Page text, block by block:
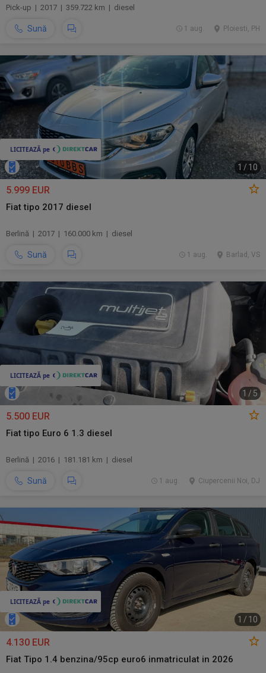
Pick-up | 2017 | 359.722 km | diesel
Sună Ploiesti, PH
1 aug.
1 / 10
5.999 EUR
Fiat tipo 2017 diesel
Berlină | 2017 | 160.000 km | diesel
Sună Barlad, VS
1 aug.
1 / 5
5.500 EUR
Fiat tipo Euro 6 1.3 diesel
Berlină | 2016 | 181.181 km | diesel
Sună Ciupercenii Noi, DJ
1 aug.
1 / 10
4.130 EUR
Fiat Tipo 1.4 benzina/95cp euro6 inmatriculat in 2026